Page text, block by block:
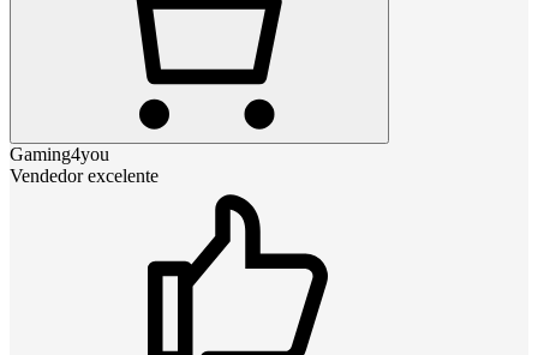
Gaming4you
Vendedor excelente